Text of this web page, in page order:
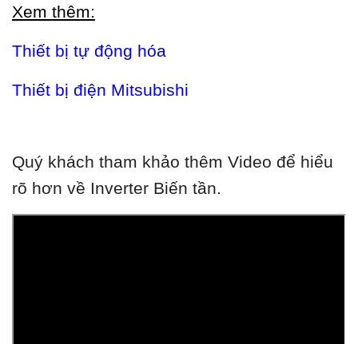
Xem thêm:
Thiết bị tự động hóa
Thiết bị điện Mitsubishi
Quý khách tham khảo thêm Video để hiểu
rõ hơn về Inverter Biến tần.